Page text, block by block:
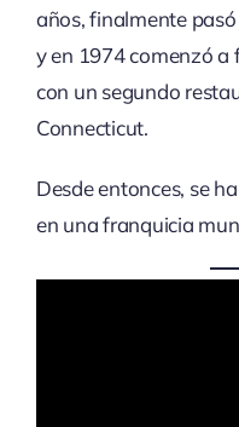
años, finalmente
y en 1974 comenzó
con un segundo
Connecticut.
Desde entonces, se
en una franquicia